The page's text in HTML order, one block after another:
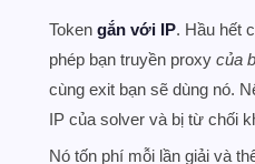
Token gắn với IP. Hầu hết
phép bạn truyền proxy của
cùng exit bạn sẽ dùng nó.
IP của solver và bị từ chối
Nó tốn phí mỗi lần giải và